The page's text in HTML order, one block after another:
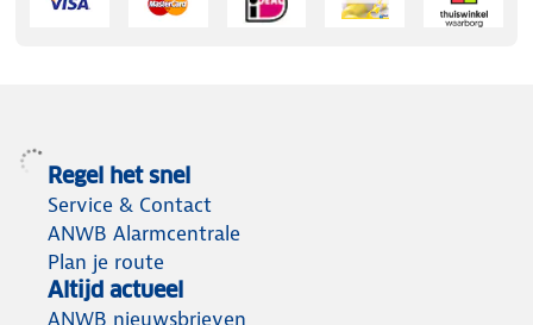
Regel het snel
Service & Contact
ANWB Alarmcentrale
Plan je route
Altijd actueel
ANWB nieuwsbrieven